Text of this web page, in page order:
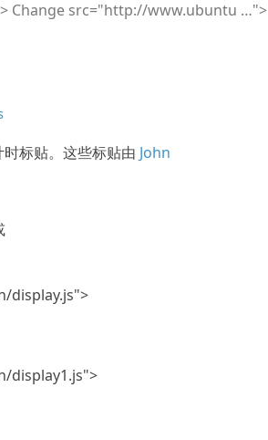
Change src="http://www.ubuntu …">
标贴。这些标贴由 John
display.js">
display1.js">